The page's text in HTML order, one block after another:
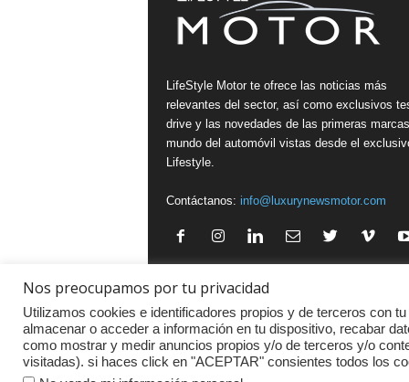
LifeStyle Motor te ofrece las noticias más
relevantes del sector, así como exclusivos
drive y las novedades de las primeras
mundo del automóvil vistas desde el
Lifestyle.
Contáctanos: info@luxurynewsmotor.com
Nos preocupamos por tu privacidad
Utilizamos cookies e identificadores propios y de terceros con
almacenar o acceder a información en tu dispositivo, recabar
como mostrar y medir anuncios propios y/o de terceros y/o
visitadas). si haces click en "ACEPTAR" consientes todos los